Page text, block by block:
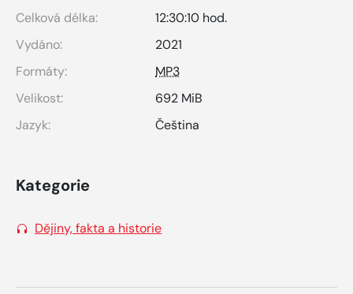
Celková délka:
12:30:10 hod.
Vydáno:
2021
Formáty:
MP3
Velikost:
692 MiB
Jazyk:
Čeština
Kategorie
Dějiny, fakta a historie